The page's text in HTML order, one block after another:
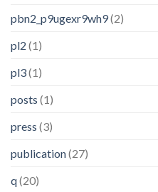
pbn2_p9ugexr9wh9(2)
pl2 (1)
pl3(1)
posts (1)
press (3)
publication(27)
q(20)